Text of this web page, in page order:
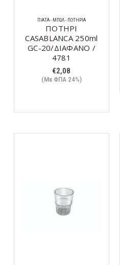
ΠΙΆΤΑ - ΜΠΩΛ - ΠΟΤΉΡΙΑ
ΠΟΤΗΡΙ
CASABLANCA 250ml
GC-20/ΔΙΑΦΑΝΟ /
4781
€2,08
(Με ΦΠΑ 24%)